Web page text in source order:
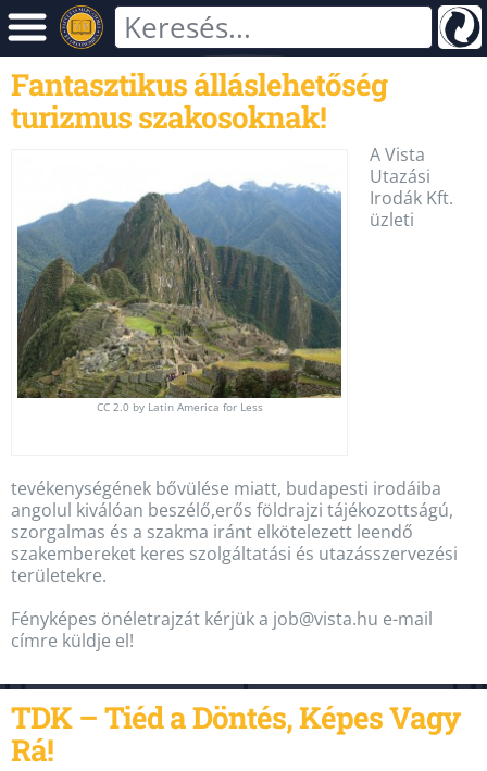
Fantasztikus álláslehetőség
turizmus szakosoknak!
CC 2.0 by Latin America for Less
A Vista
Utazási
Irodák Kft.
üzleti
tevékenységének bővülése miatt, budapesti irodáiba
angolul kiválóan beszélő,erős földrajzi tájékozottságú,
szorgalmas és a szakma iránt elkötelezett leendő
szakembereket keres szolgáltatási és utazásszervezési
területekre.
Fényképes önéletrajzát kérjük a job@vista.hu e-mail
címre küldje el!
TDK – Tiéd a Döntés, Képes Vagy
Rá!